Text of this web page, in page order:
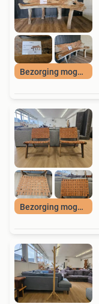
Bezorging mogelijk
Bezorging mogelijk